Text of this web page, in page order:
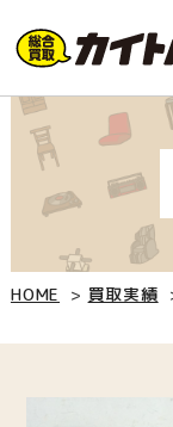
HOME 買取実績